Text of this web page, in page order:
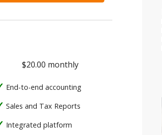
$20.00 monthly
End-to-end accounting
Sales and Tax Reports
Integrated platform